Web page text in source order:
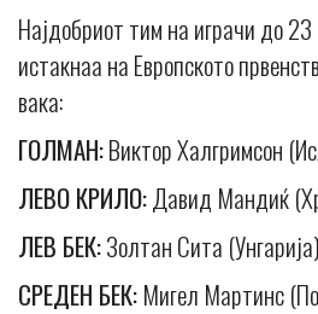
Најдобриот тим на играчи до 23
истакнаа на Европското
вака:
ГОЛМАН:Виктор Халгримсон
ЛЕВО КРИЛО:Давид Мандиќ
ЛЕВ БЕК:Золтан Сита (Унгарија)
СРЕДЕН БЕК:Мигел Мартинс